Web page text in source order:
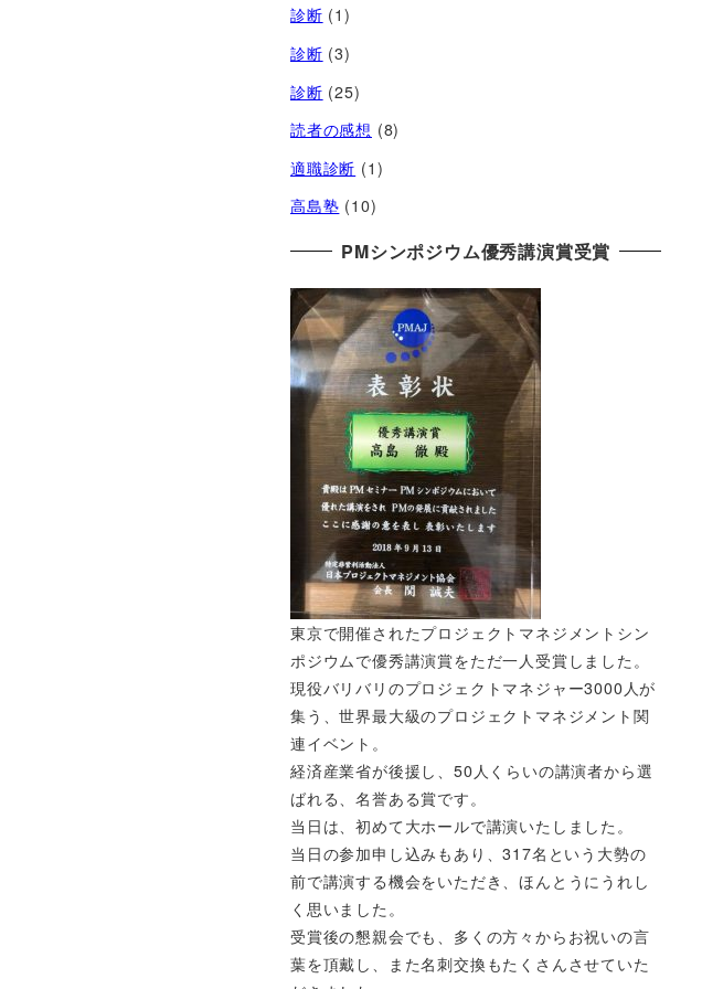
診断 (1)
診断 (3)
診断 (25)
読者の感想 (8)
適職診断 (1)
高島塾 (10)
PMシンポジウム優秀講演賞受賞
東京で開催されたプロジェクトマネジメントシン
ポジウムで優秀講演賞をただ一人受賞しました。
現役バリバリのプロジェクトマネジャー3000人が
集う、世界最大級のプロジェクトマネジメント関
連イベント。
経済産業省が後援し、50人くらいの講演者から選
ばれる、名誉ある賞です。
当日は、初めて大ホールで講演いたしました。
当日の参加申し込みもあり、317名という大勢の
前で講演する機会をいただき、ほんとうにうれし
く思いました。
受賞後の懇親会でも、多くの方々からお祝いの言
葉を頂戴し、また名刺交換もたくさんさせていた